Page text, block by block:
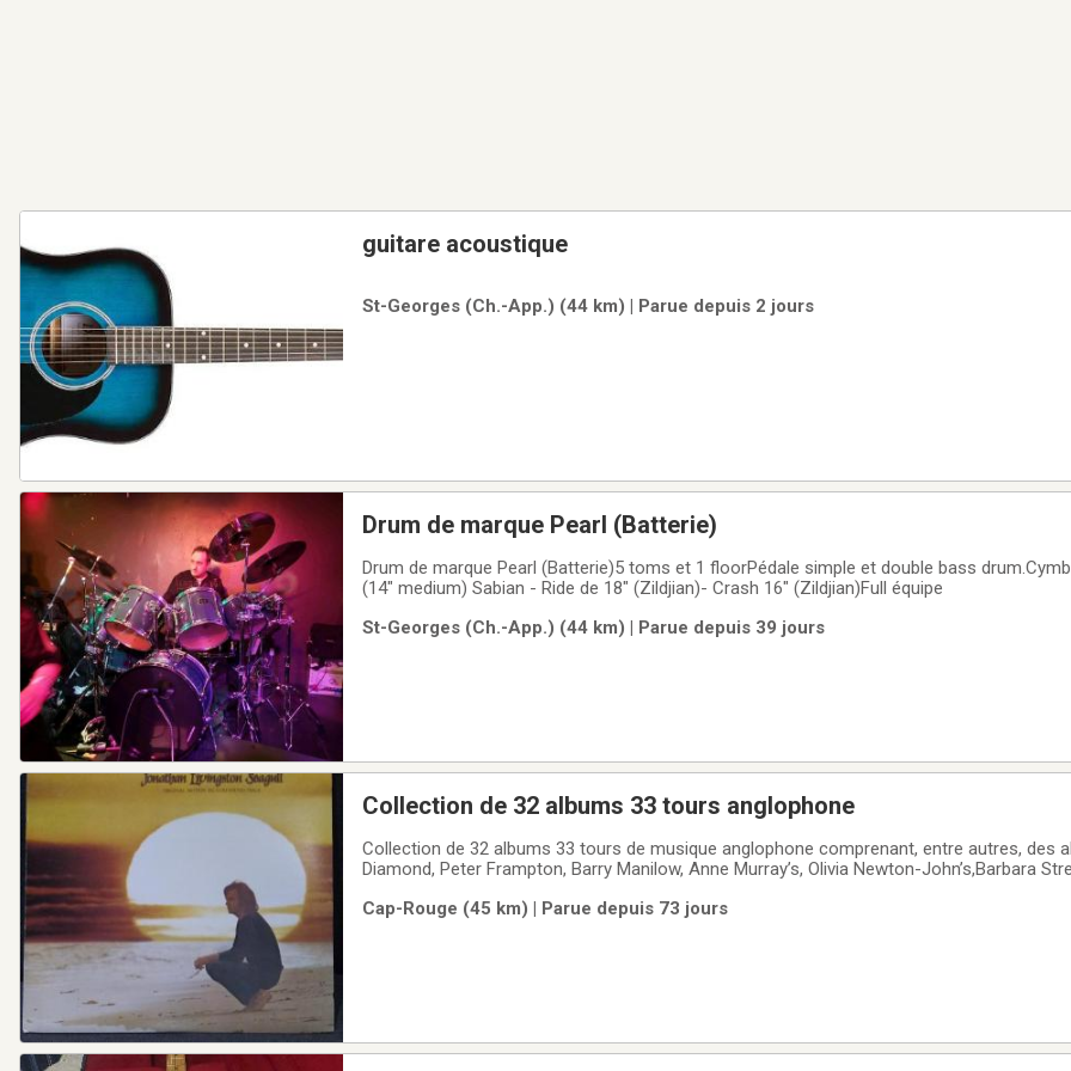
guitare acoustique
St-Georges (Ch.-App.) (44 km) | Parue depuis 2 jours
Drum de marque Pearl (Batterie)
Drum de marque Pearl (Batterie)5 toms et 1 floorPédale simple et double bass
(14" medium) Sabian - Ride de 18" (Zildjian)- Crash 16" (Zildjian)Full équipe
St-Georges (Ch.-App.) (44 km) | Parue depuis 39 jours
Collection de 32 albums 33 tours anglophone
Collection de 32 albums 33 tours de musique anglophone comprenant, entre autres, des
Diamond, Peter Frampton, Barry Manilow, Anne Murray’s, Olivia Newton-John’s,Barbara
principaux albums.Je demande $60.00
Cap-Rouge (45 km) | Parue depuis 73 jours